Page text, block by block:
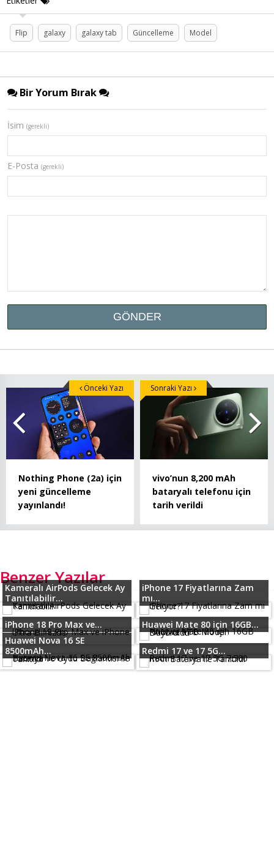
Flip galaxy galaxy tab Güncelleme Model
Bir Yorum Bırak
İsim (gerekli)
E-Posta (gerekli)
Nothing Phone (2a) için
yeni güncelleme
yayınlandı!
Önceki Yazı
vivo’nun 8,200 mAh
bataryalı telefonu için
tarih verildi
Sonraki Yazı
Benzer Yazılar
Kameralı AirPods Gelecek Ay
Tanıtılabilir...
iPhone 17 Fiyatlarına Zam
mı...
iPhone 18 Pro Max ve...
Huawei Mate 80 için 16GB...
Huawei Nova 16 SE
8500mAh...
Redmi 17 ve 17 5G...